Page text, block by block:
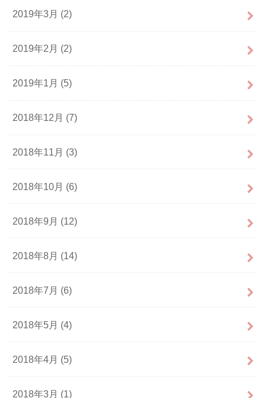
2019年3月 (2)
2019年2月 (2)
2019年1月 (5)
2018年12月 (7)
2018年11月 (3)
2018年10月 (6)
2018年9月 (12)
2018年8月 (14)
2018年7月 (6)
2018年5月 (4)
2018年4月 (5)
2018年3月 (1)